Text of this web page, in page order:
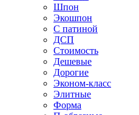
Шпон
Экошпон
С патиной
ДСП
Стоимость
Дешевые
Дорогие
Эконом-класс
Элитные
Форма